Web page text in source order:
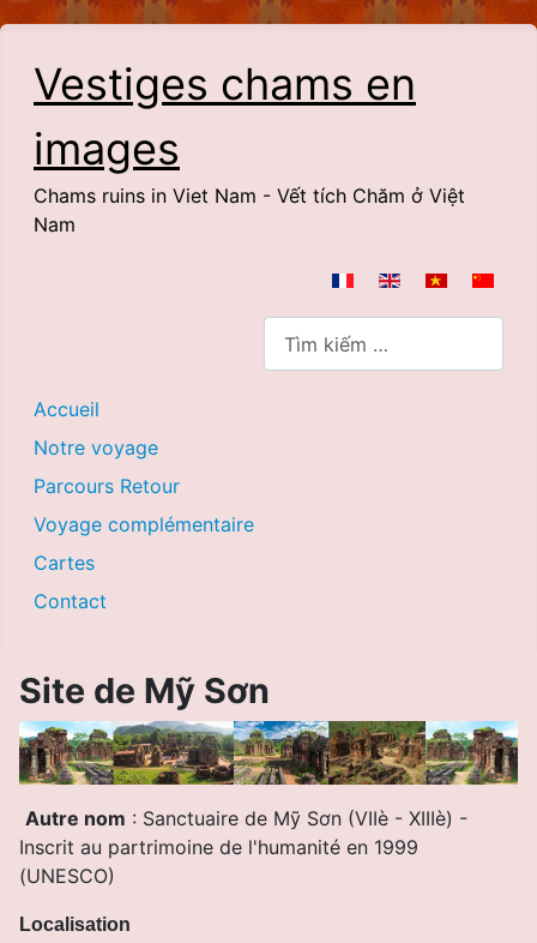
Vestiges chams en
images
Chams ruins in Viet Nam - Vết tích Chăm ở Việt
Nam
Quản lý tìm kiếm
Accueil
Notre voyage
Parcours Retour
Voyage complémentaire
Cartes
Contact
Site de Mỹ Sơn
Autre nom : Sanctuaire de Mỹ Sơn (VIIè - XIIIè) -
Inscrit au partrimoine de l'humanité en 1999
(UNESCO)
Localisation